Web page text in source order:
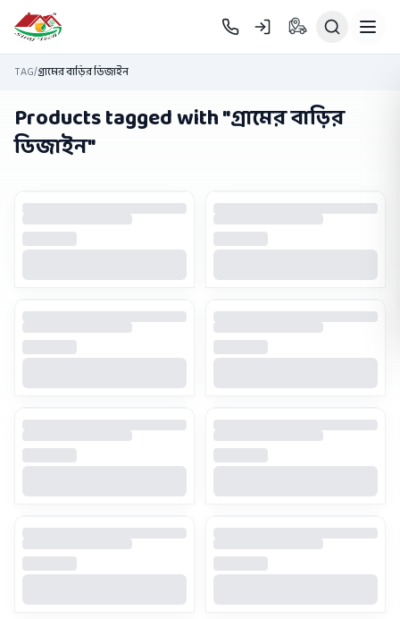
Skip to main content
TAG/গ্রামের বাড়ির ডিজাইন
Products tagged with "গ্রামের বাড়ির
ডিজাইন"